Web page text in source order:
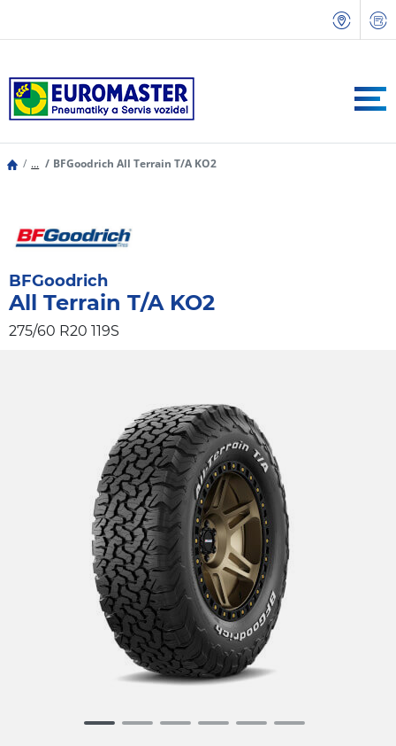
... BFGoodrich All Terrain T/A KO2
BFGoodrich
All Terrain T/A KO2
275/60 R20 119S